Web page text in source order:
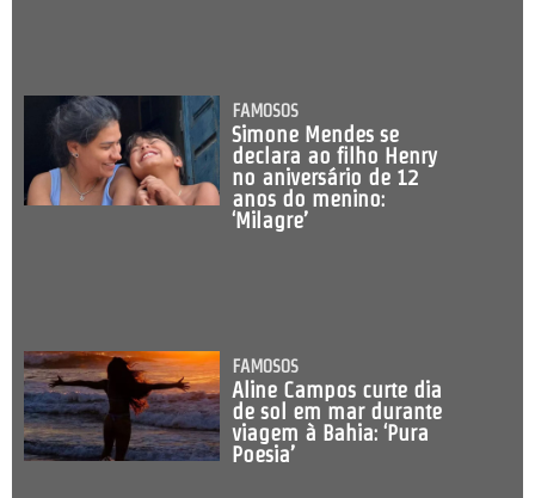
FAMOSOS
Simone Mendes se
declara ao filho Henry
no aniversário de 12
anos do menino:
‘Milagre’
FAMOSOS
Aline Campos curte dia
de sol em mar durante
viagem à Bahia: ‘Pura
Poesia’